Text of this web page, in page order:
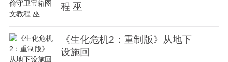
程 巫
《生化危机2：重制版》从地下
设施回